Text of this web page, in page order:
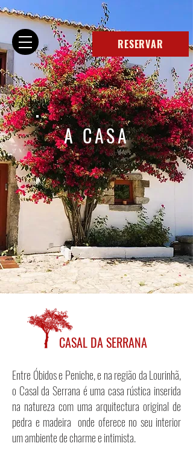
RESERVAR
A CASA
CASAL DA SERRANA
​Entre Óbidos e Peniche, e na região da Lourinhã,
o Casal da Serrana é uma casa rústica inserida
na natureza com uma arquitectura original de
pedra e madeira onde oferece no seu interior
um ambiente de charme e intimista.